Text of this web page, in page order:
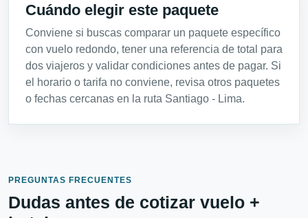
Cuándo elegir este paquete
Conviene si buscas comparar un paquete específico
con vuelo redondo, tener una referencia de total para
dos viajeros y validar condiciones antes de pagar. Si
el horario o tarifa no conviene, revisa otros paquetes
o fechas cercanas en la ruta Santiago - Lima.
PREGUNTAS FRECUENTES
Dudas antes de cotizar vuelo +